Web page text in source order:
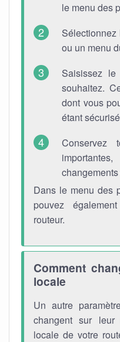
le menu des
ou un menu
Saisissez
souhaitez.
dont vous
étant
Conservez
Dans le menu des
pouvez
routeur.
Comment
locale
Un autre
changent sur leur
locale de votre